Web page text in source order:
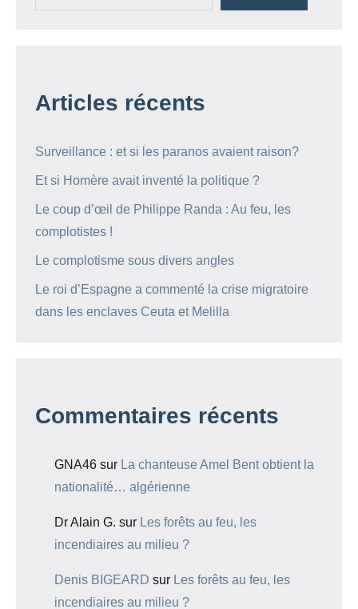
Articles récents
Surveillance : et si les paranos avaient raison?
Et si Homère avait inventé la politique ?
Le coup d’œil de Philippe Randa : Au feu, les
complotistes !
Le complotisme sous divers angles
Le roi d’Espagne a commenté la crise migratoire
dans les enclaves Ceuta et Melilla
Commentaires récents
GNA46 sur La chanteuse Amel Bent obtient la
nationalité… algérienne
Dr Alain G. sur Les forêts au feu, les
incendiaires au milieu ?
Denis BIGEARD sur Les forêts au feu, les
incendiaires au milieu ?